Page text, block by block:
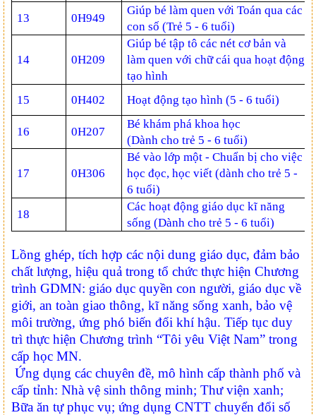
13
0H949
Giúp bé làm quen với Toán qua các
con số (Trẻ 5 - 6 tuổi)
14 0H209
Giúp bé tập tô các nét cơ bản và
làm quen với chữ cái qua hoạt động
tạo hình
15
0H402 Hoạt động tạo hình (5 - 6 tuổi)
16 0H207
Bé khám phá khoa học
(Dành cho trẻ 5 - 6 tuổi)
17 0H306
Bé vào lớp một - Chuẩn bị cho việc
học đọc, học viết (dành cho trẻ 5 -
6 tuổi)
18
Các hoạt động giáo dục kĩ năng
sống (Dành cho trẻ 5 - 6 tuổi)
Lồng ghép, tích hợp các nội dung giáo dục, đảm bảo
chất lượng, hiệu quả trong tổ chức thực hiện Chương
trình GDMN: giáo dục quyền con người, giáo dục về
giới, an toàn giao thông, kĩ năng sống xanh, bảo vệ
môi trường, ứng phó biến đổi khí hậu. Tiếp tục duy
trì thực hiện Chương trình “Tôi yêu Việt Nam” trong
cấp học MN.
Ứng dụng các chuyên đề, mô hình cấp thành phố và
cấp tỉnh: Nhà vệ sinh thông minh; Thư viện xanh;
Bữa ăn tự phục vụ; ứng dụng CNTT chuyển đổi số